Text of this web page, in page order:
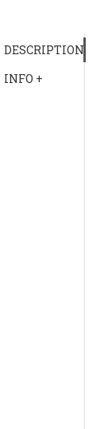
DESCRIPTION
INFO +